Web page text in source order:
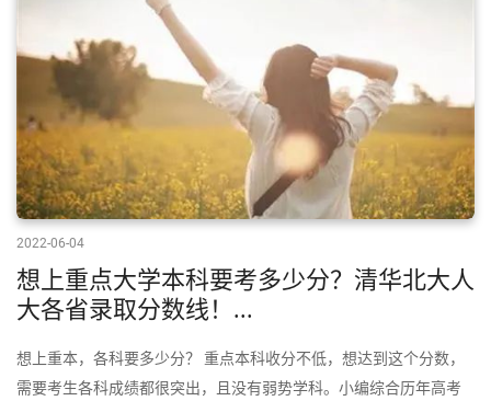
2022-06-04
想上重点大学本科要考多少分？清华北大人
大各省录取分数线！...
想上重本，各科要多少分？ 重点本科收分不低，想达到这个分数，
需要考生各科成绩都很突出，且没有弱势学科。小编综合历年高考